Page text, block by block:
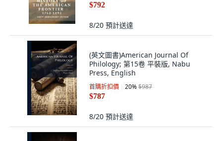
$792
8/20 預計送達
(英文圖書)American Journal Of
Philology; 第15卷 平裝版, Nabu
Press, English
首購折扣價 20%$987
$787
8/20 預計送達